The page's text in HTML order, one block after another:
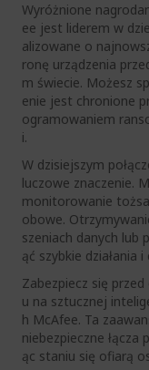
Wyróżnione
ee jest liderem w
alizowane o
ronę urządzenia
m świecie. Możesz
enie jest chronione
ogramowaniem
i.
W dzisiejszym
luczowe znaczenie.
monitorowanie
obowe.
szeniach danych lub
ąć szybkie działania
Zabezpiecz się
u na sztucznej
h McAfee. Ta
niebezpieczne
ąc staniu się ofiarą